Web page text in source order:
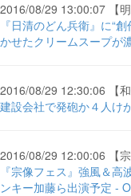
2016/08/29 13:00:07 【
『日清のどん兵衛』に“
かせたクリームスープが
2016/08/29 12:30:06 【和
建設会社で発砲か４人け
2016/08/29 12:00:06 【宗
『宗像フェス』強風＆
ンキー加藤ら出演予定 -